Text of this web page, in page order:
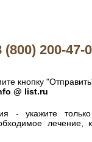
200-47-
кнопку
@ list.ru
- укажите
лечение,